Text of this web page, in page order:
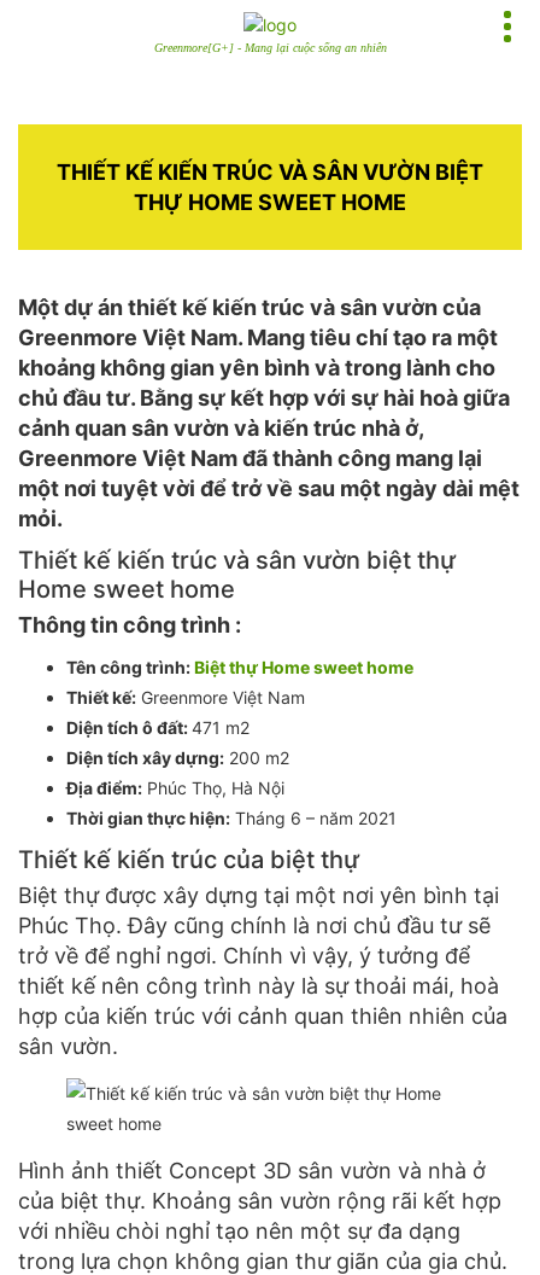
Greenmore[G+] - Mang lại cuộc sống an nhiên
THIẾT KẾ KIẾN TRÚC VÀ SÂN VƯỜN BIỆT
THỰ HOME SWEET HOME
Một dự án thiết kế kiến trúc và sân vườn của
Greenmore Việt Nam. Mang tiêu chí tạo ra một
khoảng không gian yên bình và trong lành cho
chủ đầu tư. Bằng sự kết hợp với sự hài hoà giữa
cảnh quan sân vườn và kiến trúc nhà ở,
Greenmore Việt Nam đã thành công mang lại
một nơi tuyệt vời để trở về sau một ngày dài mệt
mỏi.
Thiết kế kiến trúc và sân vườn biệt thự
Home sweet home
Thông tin công trình :
Tên công trình:Biệt thự Home sweet home
Thiết kế: Greenmore Việt Nam
Diện tích ô đất:471 m2
Diện tích xây dựng: 200 m2
Địa điểm: Phúc Thọ, Hà Nội
Thời gian thực hiện: Tháng 6 – năm 2021
Thiết kế kiến trúc của biệt thự
Biệt thự được xây dựng tại một nơi yên bình tại
Phúc Thọ. Đây cũng chính là nơi chủ đầu tư sẽ
trở về để nghỉ ngơi. Chính vì vậy, ý tưởng để
thiết kế nên công trình này là sự thoải mái, hoà
hợp của kiến trúc với cảnh quan thiên nhiên của
sân vườn.
Hình ảnh thiết Concept 3D sân vườn và nhà ở
của biệt thự. Khoảng sân vườn rộng rãi kết hợp
với nhiều chòi nghỉ tạo nên một sự đa dạng
trong lựa chọn không gian thư giãn của gia chủ.